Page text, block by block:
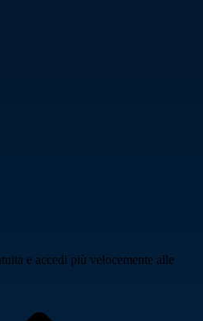
e accedi più velocemente alle